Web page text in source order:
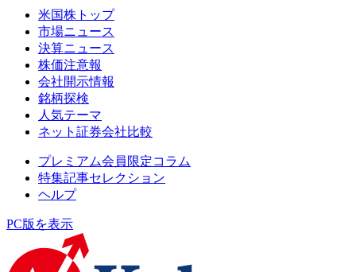
米国株トップ
市場ニュース
決算ニュース
株価注意報
会社開示情報
銘柄探検
人気テーマ
ネット証券会社比較
プレミアム会員限定コラム
特集記事セレクション
ヘルプ
PC版を表示